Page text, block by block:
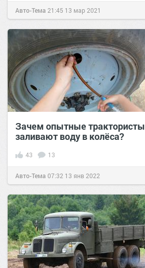
Авто-Тема 21:45 13 мар 2021
Зачем опытные трактористы
заливают воду в колёса?
43 13
Авто-Тема 07:32 13 янв 2022